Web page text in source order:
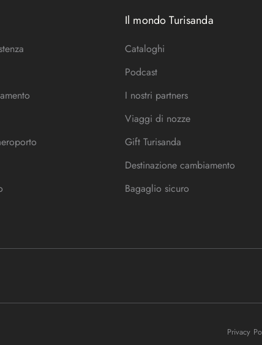
Il mondo Turisanda
Cataloghi
Podcast
I nostri partners
Viaggi di nozze
Gift Turisanda
Destinazione cambiamento
Bagaglio sicuro
Privacy